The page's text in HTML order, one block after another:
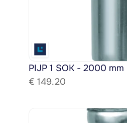
PIJP 1 SOK - 2000
€ 149.20